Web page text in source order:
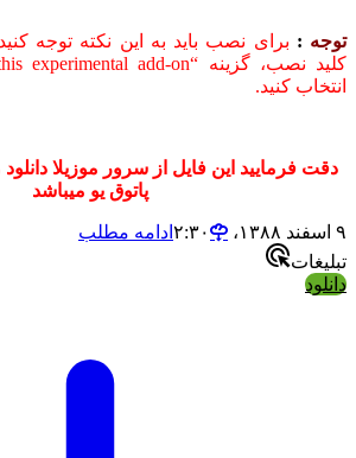
:برای نصب باید به این نکته توجه کنید
کنید.
فرمایید این فایل از سرور موزیلا دانلود
پاتوق یو میباشد
ادامه مطلب